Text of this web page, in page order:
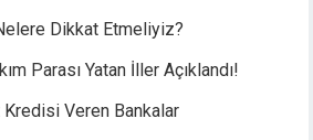
Dikkat Etmeliyiz?
Parası Yatan İller Açıklandı!
Veren Bankalar